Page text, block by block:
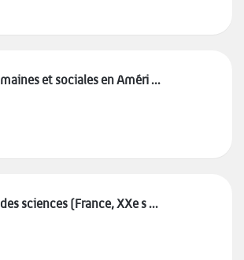
et ­sociales en ­Améri ...
sciences (France, XXe s ...